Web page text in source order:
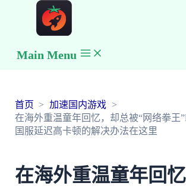
Main Menu
首页
加速国内游戏
在海外重温童年回忆，却总被“网络拳王
国服延迟高卡顿的解决办法在这里
在海外重温童年回